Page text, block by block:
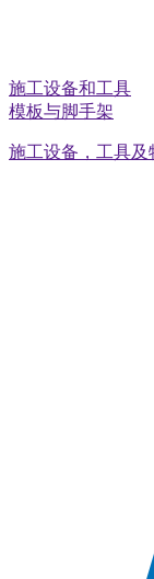
施工设备和工具
模板与脚手架
施工设备，工具及